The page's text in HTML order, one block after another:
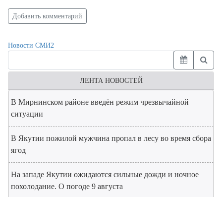
Добавить комментарий
Новости СМИ2
ЛЕНТА НОВОСТЕЙ
В Мирнинском районе введён режим чрезвычайной
ситуации
В Якутии пожилой мужчина пропал в лесу во время сбора
ягод
На западе Якутии ожидаются сильные дожди и ночное
похолодание. О погоде 9 августа